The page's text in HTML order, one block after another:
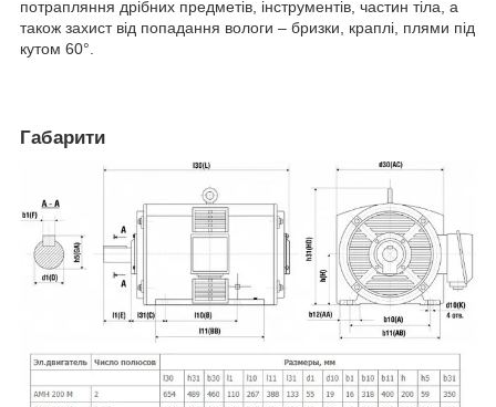
потрапляння дрібних предметів, інструментів, частин тіла, а
також захист від попадання вологи – бризки, краплі, плями під
кутом 60°.
Габарити